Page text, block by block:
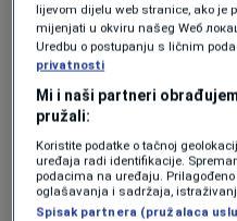
s FBI-jem, govorio je
kojeg istražitelji
imenovali. BBC
dobio zadatak brinuti
Ignatove -
poznatiji kao Taki.
lijevom dijelu web stranice, ako je
mijenjati u okviru našeg Wеб
Uredbu o postupanju s ličnim
privatnosti
Mi i naši partneri
pružali:
Koristite podatke o tačnoj
uređaja radi identifikacije.
podacima na uređaju.
oglašavanja i sadržaja,
Spisak partnera (pružalaca